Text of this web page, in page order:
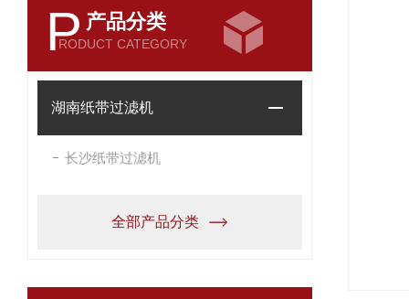
P 产品分类
RODUCT CATEGORY
湖南纸带过滤机
长沙纸带过滤机
全部产品分类